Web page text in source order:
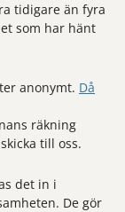
tidigare än fyra
som har hänt
anonymt. Då
räkning
till oss.
det in i
De gör